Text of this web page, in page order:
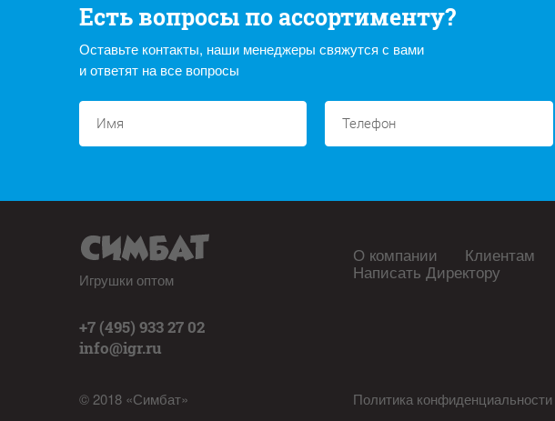
Есть вопросы по ассортименту?
Оставьте контакты, наши менеджеры свяжутся с вами
и ответят на все вопросы
Игрушки оптом
+7 (495) 933 27 02
info@igr.ru
© 2018 «Симбат»
О компании Клиентам
Написать Директору
Политика конфиденциальности